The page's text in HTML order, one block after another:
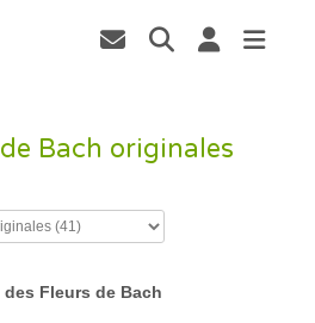
Bach originales
des Fleurs de Bach